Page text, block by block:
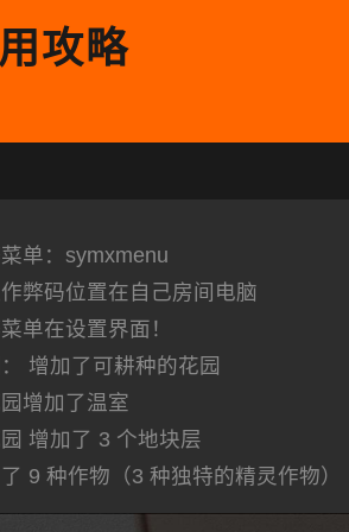
攻略
单：symxmenu
弊码位置在自己房间电脑
单在设置界面！
增加了可耕种的花园
增加了温室
增加了 3 个地块层
9 种作物（3 种独特的精灵作物）